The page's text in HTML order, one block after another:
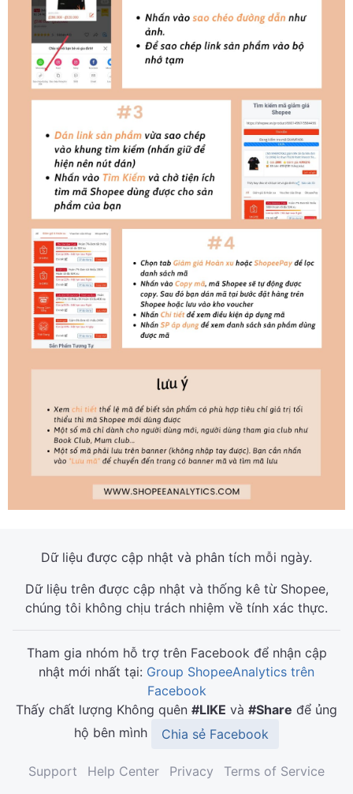
Dữ liệu được cập nhật và phân tích mỗi ngày.
Dữ liệu trên được cập nhật và thống kê từ Shopee,
chúng tôi không chịu trách nhiệm về tính xác thực.
Tham gia nhóm hỗ trợ trên Facebook để nhận cập
nhật mới nhất tại: Group ShopeeAnalytics trên
Facebook
Thấy chất lượng Không quên #LIKE và #Share để ủng
hộ bên mình
Chia sẻ Facebook
Support Help Center Privacy Terms of Service